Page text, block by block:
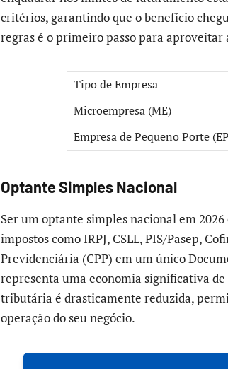
critérios, garantindo que o benefício
regras é o primeiro passo para
Tipo de Empresa
Microempresa (ME)
Empresa de Pequeno Porte
Optante Simples Nacional
Ser um optante simples nacional em
impostos como IRPJ, CSLL, PIS/Pasep,
Previdenciária (CPP) em um único
representa uma economia significativa
tributária é drasticamente reduzida,
operação do seu negócio.